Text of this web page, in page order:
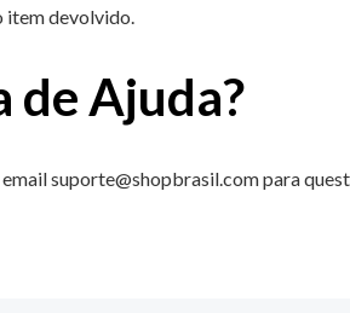
item devolvido.
de Ajuda?
suporte@shopbrasil.com para